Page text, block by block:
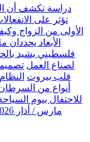
دراسة تكشف أن
تؤثر على
الأولى من الزواج
الأبعاد يحددان
فلسطيني يشيد
لصناع العمل
قلب بيروت
أنواع من
للاحتفال بيوم السياحة
مارس / أذار 2026